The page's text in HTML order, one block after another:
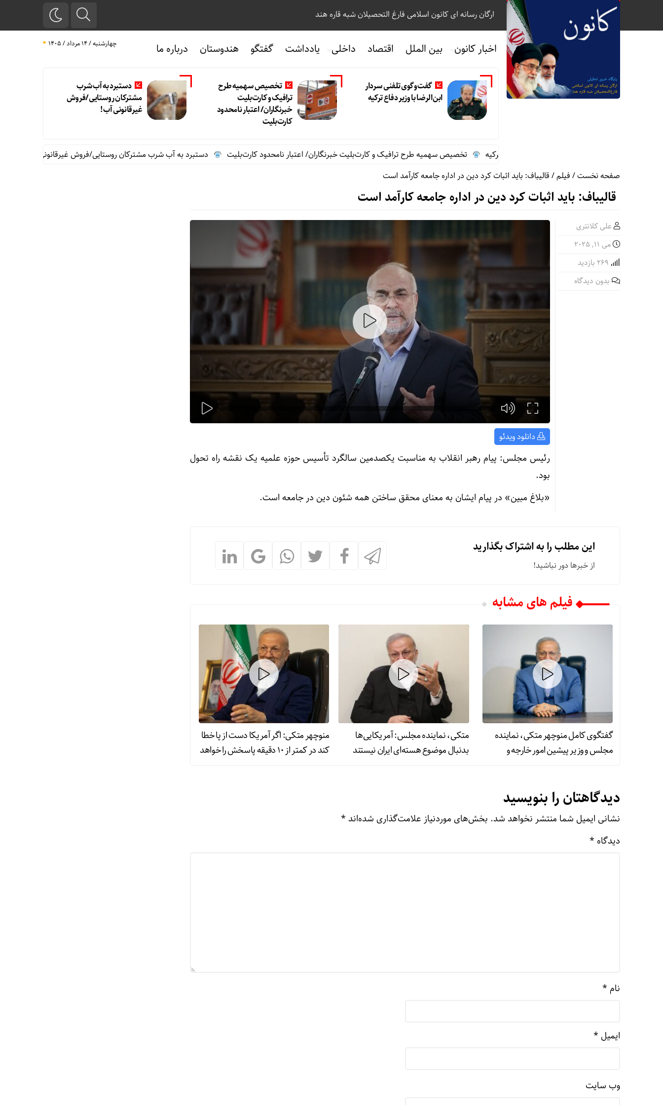
ارگان رسانه ای کانون اسلامی فارغ التحصیلان شبه قاره هند
اخبار کانون بین الملل اقتصاد داخلی یادداشت گفتگو هندوستان درباره ما چهارشنبه / ۱۴ مرداد / ۱۴۰۵
گفت‌وگوی تلفنی سردار
ابن‌الرضا با وزیر دفاع ترکیه
تخصیص سهمیه طرح
ترافیک و کارت‌بلیت
خبرنگاران/ اعتبار نامحدود
کارت‌بلیت
دستبرد به آب شرب
مشترکان روستایی/فروش
غیرقانونی آب!
تخصیص سهمیه طرح ترافیک و کارت‌بلیت خبرنگاران/ اعتبار نامحدود کارت‌بلیت دستبرد به آب شرب مشترکان روستایی/فروش غیرقانونی آب!
صفحه نخست/ فیلم / قالیباف: باید اثبات کرد دین در اداره جامعه کارآمد است
قالیباف: باید اثبات کرد دین در اداره جامعه کارآمد است
علی کلانتری
می 11, 2025
بدون دیدگاه
دانلود ویدئو
رئیس مجلس: پیام رهبر انقلاب به مناسبت یکصدمین سالگرد تأسیس حوزه علمیه یک نقشه راه تحول
بود.
«بلاغ مبین» در پیام ایشان به معنای محقق ساختن همه شئون دین در جامعه است.
این مطلب را به اشتراک بگذارید
از خبرها دور نباشید!
فیلم های مشابه
گفتگوی کامل منوچهر متکی، نماینده
مجلس و وزیر پیشین امور خارجه و
متکی، نماینده مجلس: آمریکایی‌ها
بدنبال موضوع هسته‌ای ایران نیستند
منوچهر متکی: اگر آمریکا دست از پا خطا
کند در کمتر از ۱۰ دقیقه پاسخش را خواهد
دیدگاهتان را بنویسید
نشانی ایمیل شما منتشر نخواهد شد. بخش‌های موردنیاز علامت‌گذاری شده‌اند *
دیدگاه *
نام *
ایمیل *
وب‌ سایت